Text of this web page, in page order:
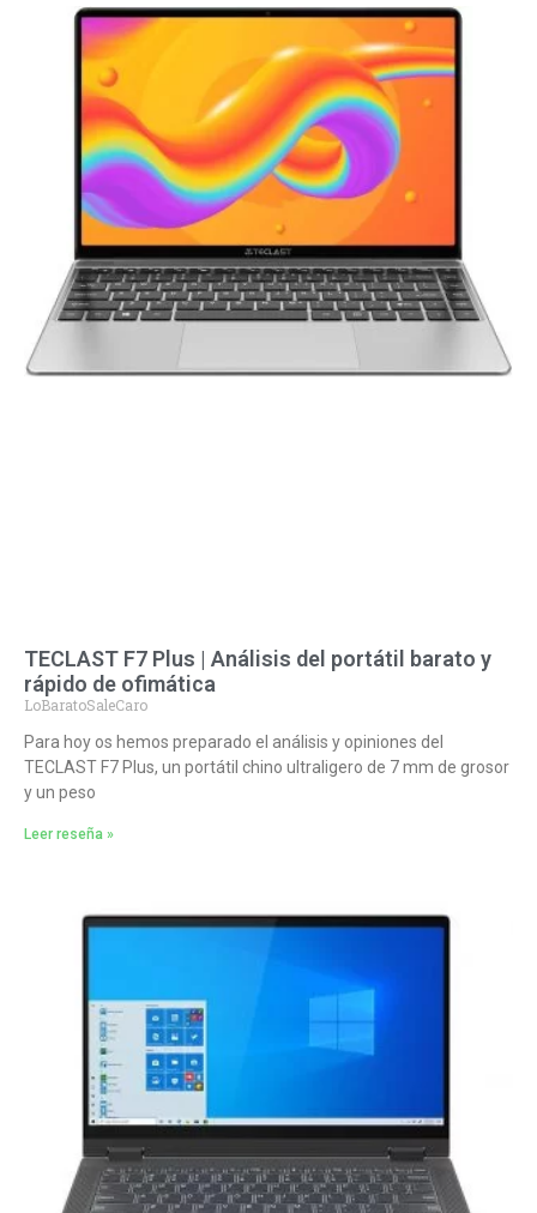
TECLAST F7 Plus | Análisis del portátil barato y
rápido de ofimática
LoBaratoSaleCaro
Para hoy os hemos preparado el análisis y opiniones del
TECLAST F7 Plus, un portátil chino ultraligero de 7 mm de grosor
y un peso
Leer reseña »